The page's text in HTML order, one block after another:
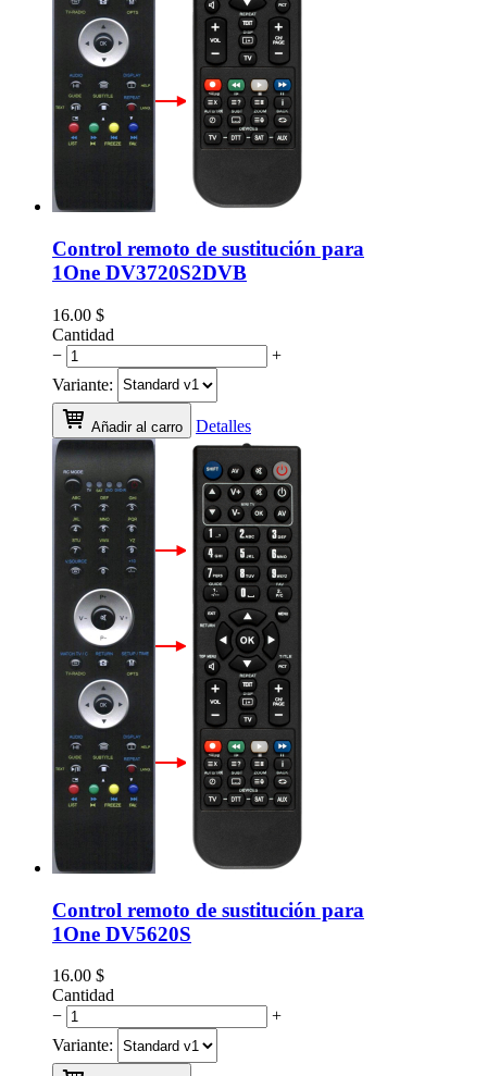
Control remoto de sustitución para
1One DV3720S2DVB
16.00 $
Cantidad
−
+
Variante:
Añadir al carro Detalles
Control remoto de sustitución para
1One DV5620S
16.00 $
Cantidad
−
+
Variante: